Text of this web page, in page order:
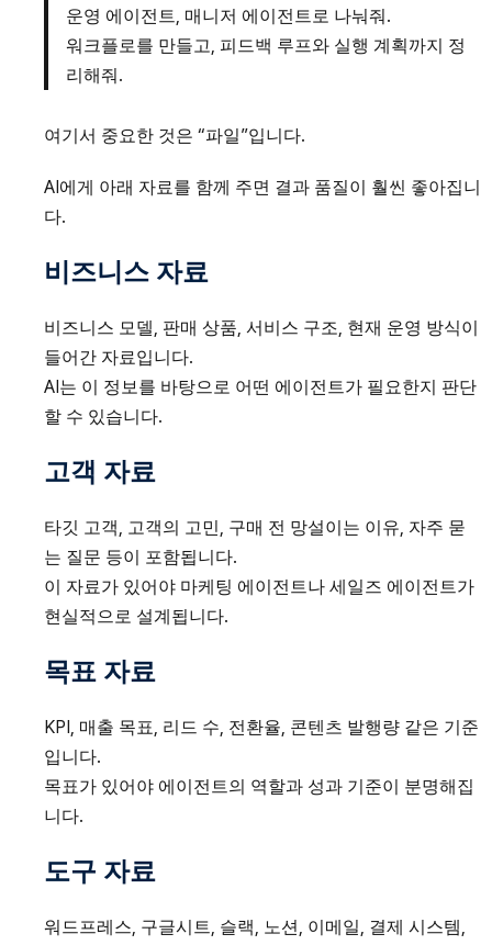
운영 에이전트, 매니저 에이전트로 나눠줘.
워크플로를 만들고, 피드백 루프와 실행 계획까지 정
리해줘.
여기서 중요한 것은 “파일”입니다.
AI에게 아래 자료를 함께 주면 결과 품질이 훨씬 좋아집니
다.
비즈니스 자료
비즈니스 모델, 판매 상품, 서비스 구조, 현재 운영 방식이
들어간 자료입니다.
AI는 이 정보를 바탕으로 어떤 에이전트가 필요한지 판단
할 수 있습니다.
고객 자료
타깃 고객, 고객의 고민, 구매 전 망설이는 이유, 자주 묻
는 질문 등이 포함됩니다.
이 자료가 있어야 마케팅 에이전트나 세일즈 에이전트가
현실적으로 설계됩니다.
목표 자료
KPI, 매출 목표, 리드 수, 전환율, 콘텐츠 발행량 같은 기준
입니다.
목표가 있어야 에이전트의 역할과 성과 기준이 분명해집
니다.
도구 자료
워드프레스, 구글시트, 슬랙, 노션, 이메일, 결제 시스템,